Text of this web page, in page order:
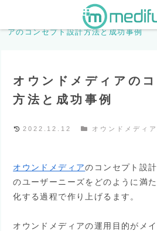
オウンドメディア運
アのコンセプト設計方法と成功事例
オウンドメディアの
方法と成功事例
2022.12.12 オウンドメディア
オウンドメディアのコンセプト設
のユーザーニーズをどのように満
化する過程で作り上げるます。
オウンドメディアの運用目的がメ